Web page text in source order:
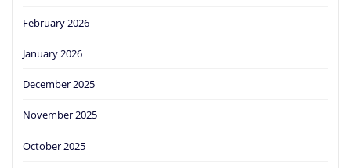
February 2026
January 2026
December 2025
November 2025
October 2025